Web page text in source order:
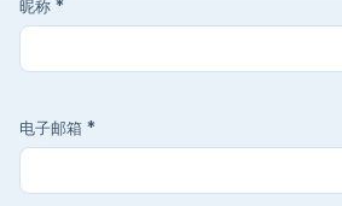
昵称 *
电子邮箱 *